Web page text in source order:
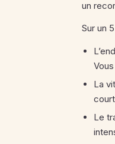
un
Sur un
La
Le